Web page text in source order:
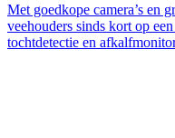
Met goedkope camera’s en
veehouders sinds kort op
tochtdetectie en